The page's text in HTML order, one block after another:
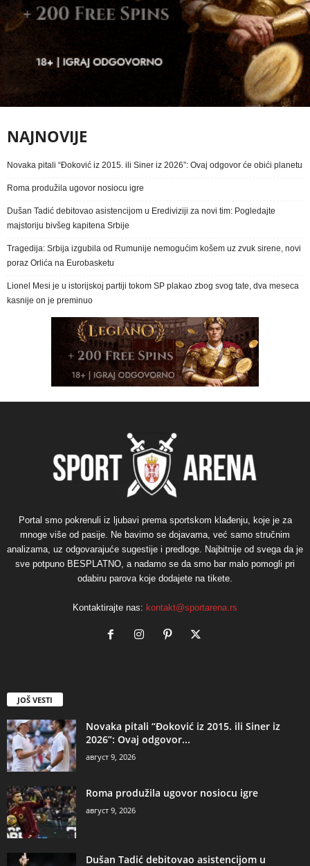
NAJNOVIJE
Novaka pitali “Đoković iz 2015. ili Siner iz 2026”: Ovaj odgovor će obići planetu
Roma produžila ugovor nosiocu igre
Dušan Tadić debitovao asistencijom u Erediviziji za novi tim: Pogledajte
majstoriju bivšeg kapitena Srbije
Tragedija: Srbija izgubila od Rumunije nemogućim košem uz zvuk sirene, novi
poraz Orlića na Eurobasketu
Lionel Mesi je u istorijskoj partiji tokom SP plakao zbog svog tate, dva meseca
kasnije on je preminuo
Portal smo pokrenuli iz ljubavi prema sportskom klađenju, koje je za
mnoge više od pasije. Ne bavimo se dojavama, već samo stručnim
analizama, uz odgovarajuće sugestije i predloge. Najbitnije od svega da je
sve potpuno BESPLATNO, a nadamo se da smo bar malo pomogli pri
odabiru parova koje dodajete na tikete.
Kontaktirajte nas: kontakt@sportarena.rs
JOŠ VESTI
Novaka pitali “Đoković iz 2015. ili Siner iz
2026”: Ovaj odgovor...
август 9, 2026
Roma produžila ugovor nosiocu igre
август 9, 2026
Dušan Tadić debitovao asistencijom u